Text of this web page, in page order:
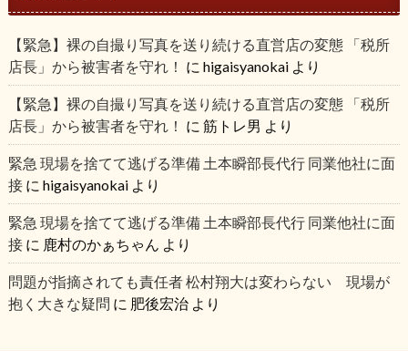
【緊急】裸の自撮り写真を送り続ける直営店の変態 「税所
店長」から被害者を守れ！ に higaisyanokaiより
【緊急】裸の自撮り写真を送り続ける直営店の変態 「税所
店長」から被害者を守れ！ に 筋トレ男 より
緊急 現場を捨てて逃げる準備 土本瞬部長代行 同業他社に面
接に higaisyanokaiより
緊急 現場を捨てて逃げる準備 土本瞬部長代行 同業他社に面
接に 鹿村のかぁちゃん より
問題が指摘されても責任者 松村翔大は変わらない 現場が
抱く大きな疑問 に 肥後宏治より